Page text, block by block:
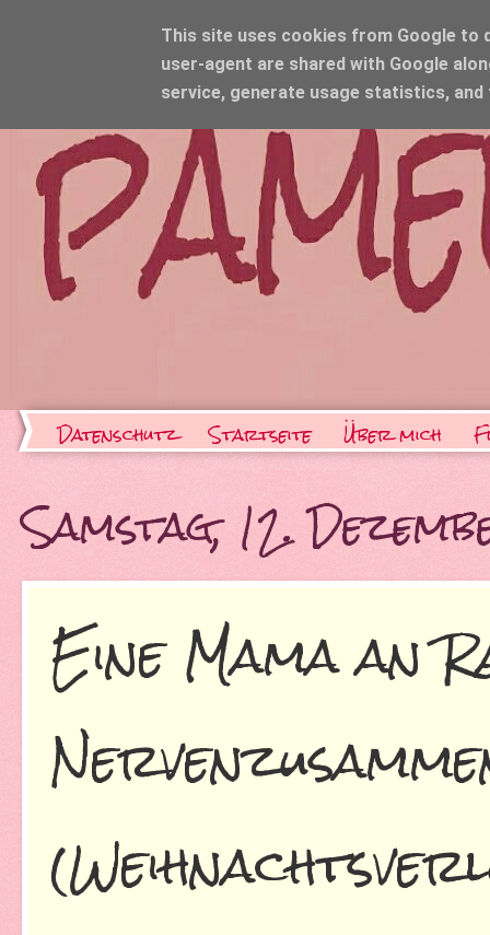
Datenschutz Startseite Über mich
Samstag, 12.
Eine Mama an
This site uses cookies from Google to
user-agent are shared with Google
service, generate usage statistics,